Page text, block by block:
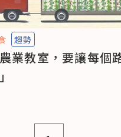
趨勢
業教室，要讓每個